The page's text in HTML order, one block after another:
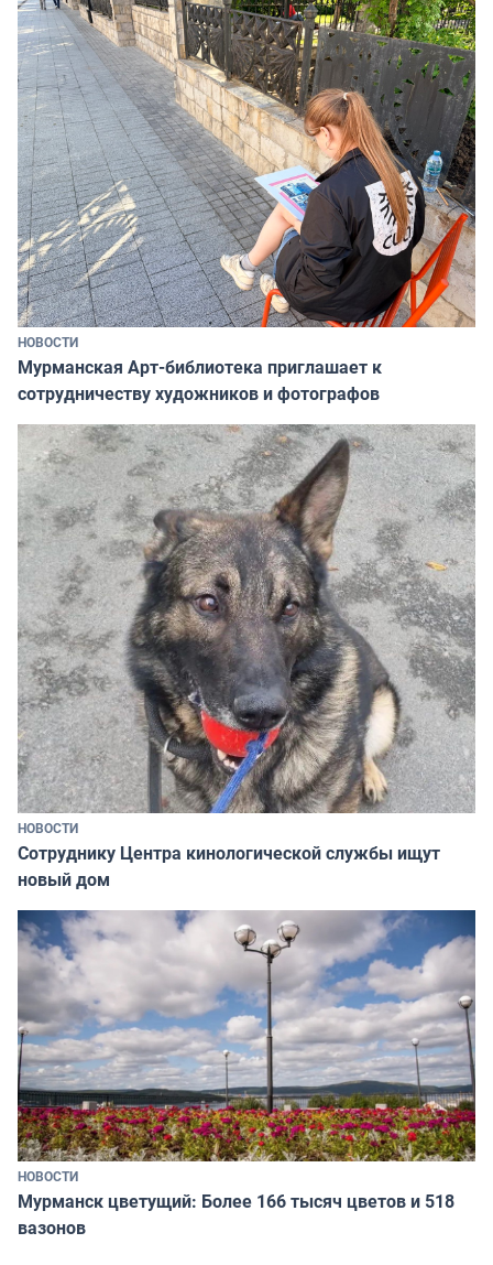
НОВОСТИ
Мурманская Арт-библиотека приглашает к
сотрудничеству художников и фотографов
НОВОСТИ
Сотруднику Центра кинологической службы ищут
новый дом
НОВОСТИ
Мурманск цветущий: Более 166 тысяч цветов и 518
вазонов